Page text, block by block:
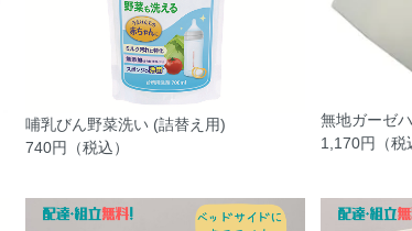
哺乳びん野菜洗い (詰替え用)
740円（税込）
無地ガーゼ
1,170円（税